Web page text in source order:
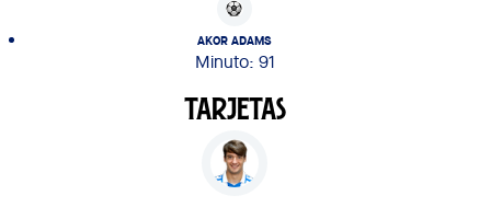
AKOR ADAMS
Minuto: 91
TARJETAS